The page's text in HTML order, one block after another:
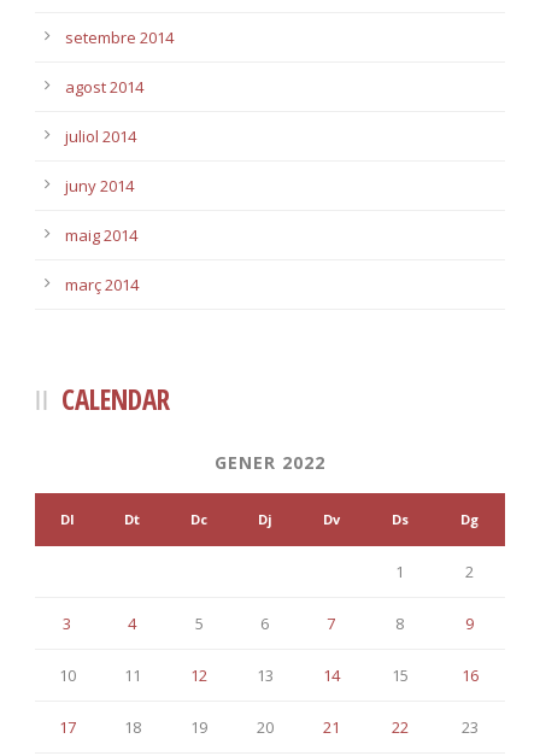
setembre 2014
agost 2014
juliol 2014
juny 2014
maig 2014
març 2014
CALENDAR
GENER 2022
Dl Dt Dc Dj Dv Ds Dg
1 2
3 4 5 6 7 8 9
10 11 12 13 14 15 16
17 18 19 20 21 22 23